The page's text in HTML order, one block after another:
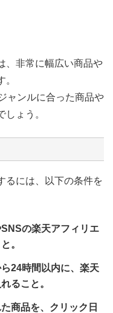
、非常に幅広い商品や
ャンルに合った商品や
ょう。
るには、以下の条件を
の楽天アフィリエ
。
24時間以内に、楽天
ること。
商品を、クリック日